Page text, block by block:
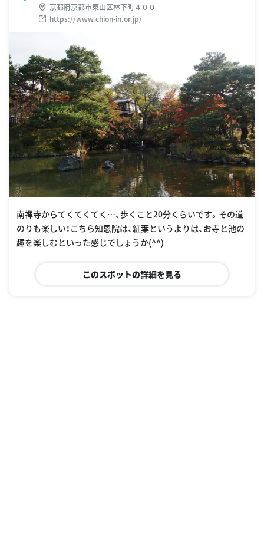
京都府京都市東山区林下町４００
https://www.chion-in.or.jp/
南禅寺からてくてくてく…、歩くこと20分くらいです。その道
のりも楽しい！こちら知恩院は、紅葉というよりは、お寺と池の
趣を楽しむといった感じでしょうか(^^)
このスポットの詳細を見る